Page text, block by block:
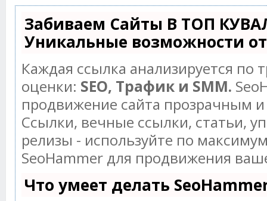
Забиваем Сайты В ТОП
Уникальные возможности
Каждая ссылка анализируется по
оценки: SEO, Трафик и SMM.
продвижение сайта прозрачным
Ссылки, вечные ссылки, статьи,
релизы - используйте по
SeoHammer для продвижения
Что умеет делать